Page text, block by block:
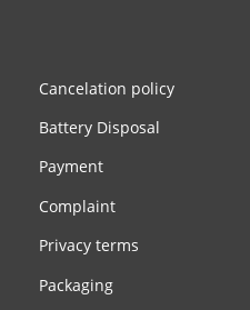
Cancelation policy
Battery Disposal
Payment
Complaint
Privacy terms
Packaging